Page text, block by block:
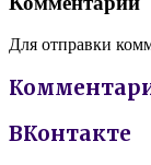
Для отправки
ВКонтакте